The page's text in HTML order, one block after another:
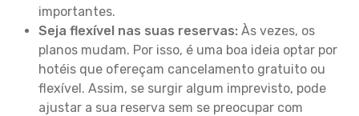
importantes.
Seja flexível nas suas reservas: Às vezes, os
planos mudam. Por isso, é uma boa ideia optar por
hotéis que ofereçam cancelamento gratuito ou
flexível. Assim, se surgir algum imprevisto, pode
ajustar a sua reserva sem se preocupar com